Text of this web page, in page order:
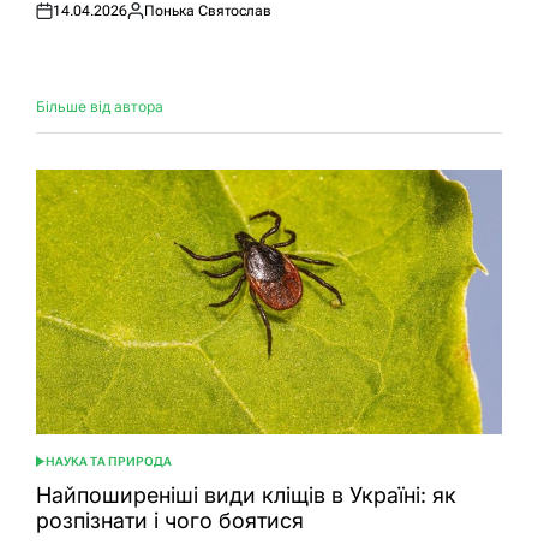
Оприлюднено
14.04.2026
Опубліковано
Понька Святослав
Більше від автора
ОПУБЛІКУВАТИ
У
НАУКА ТА ПРИРОДА
Найпоширеніші види кліщів в Україні: як
розпізнати і чого боятися